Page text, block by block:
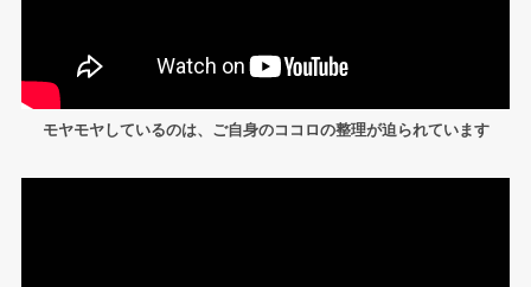
モヤモヤしているのは、ご自身のココロの整理が迫られています